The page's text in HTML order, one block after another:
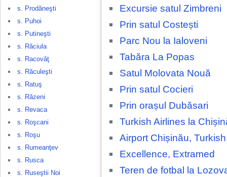
s. Prodăneşti
s. Puhoi
s. Putineşti
s. Răciula
s. Racovăţ
s. Răculeşti
s. Ratuş
s. Răzeni
s. Revaca
s. Roşcani
s. Roşu
s. Rumeanţev
s. Rusca
s. Ruseştii Noi
Excursie satul Zimbreni
Prin satul Costești
Parc Nou la Ialoveni
Tabăra La Popas
Satul Molovata Nouă
Prin satul Cocieri
Prin orașul Dubăsari
Turkish Airlines la
Airport Chișinău,
Excellence, Extramed
Teren de fotbal la